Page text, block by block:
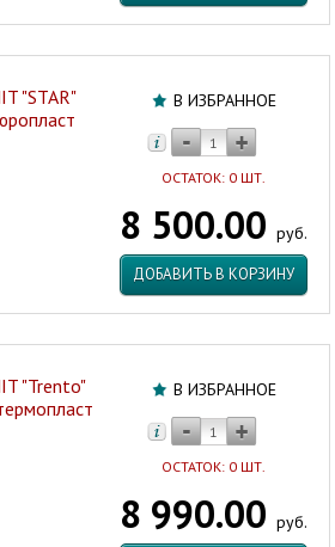
В ИЗБРАННОЕ
ОСТАТОК: 0 ШТ.
8 500.00 руб.
ДОБАВИТЬ В КОРЗИНУ
"STAR"
В ИЗБРАННОЕ
ОСТАТОК: 0 ШТ.
8 990.00 руб.
"Trento"